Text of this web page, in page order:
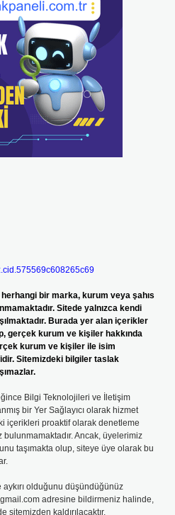
bir marka, kurum veya şahıs
Sitede yalnızca kendi
Burada yer alan içerikler
gerçek kurum ve kişiler hakkında
kurum ve kişiler ile isim
Sitemizdeki bilgiler taslak
Bilgi Teknolojileri ve İletişim
bir Yer Sağlayıcı olarak hizmet
içerikleri proaktif olarak denetleme
Ancak, üyelerimiz
taşımakta olup, siteye üye olarak bu
olduğunu düşündüğünüz
adresine bildirmeniz halinde,
kaldırılacaktır.